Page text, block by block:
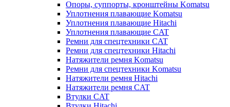
Опоры, суппорты, кронштейны Komatsu
Уплотнения плавающие Komatsu
Уплотнения плавающие Hitachi
Уплотнения плавающие CAT
Ремни для спецтехники CAT
Ремни для спецтехники Hitachi
Натяжители ремня Komatsu
Ремни для спецтехники Komatsu
Натяжители ремня Hitachi
Натяжители ремня CAT
Втулки CAT